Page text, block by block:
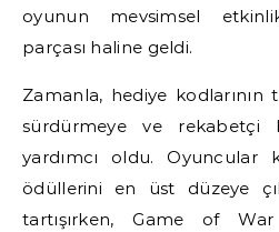
oyunun mevsimsel
parçası haline geldi.
Zamanla, hediye kodlarının
sürdürmeye ve rekabetçi
yardımcı oldu. Oyuncular
ödüllerini en üst düzeye
tartışırken, Game of